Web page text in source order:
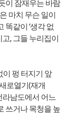
이 잠재우는 바람
마치 무슨 일이
똑같이 ‘생각 없
고, 그들 누리집이
펑 터지기 앞
로열기(재개
라남도에서 어느
쓰거나 목청을 높